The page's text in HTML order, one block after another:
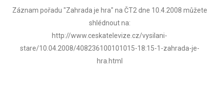
Záznam pořadu "Zahrada je hra" na ČT2 dne 10.4.2008 můžete
shlédnout na:
http://www.ceskatelevize.cz/vysilani-
stare/10.04.2008/408236100101015-18:15-1-zahrada-je-
hra.html